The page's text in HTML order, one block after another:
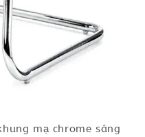
mạ chrome sáng